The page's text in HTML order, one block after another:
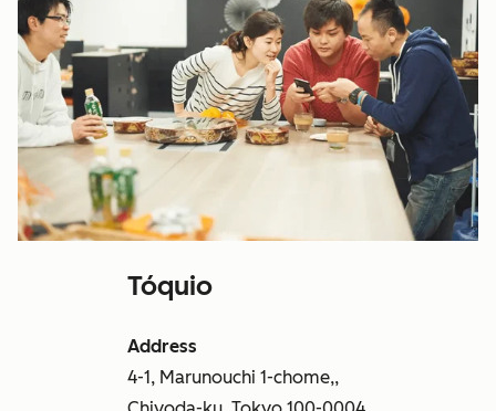
Tóquio
Address
4-1, Marunouchi 1-chome,,